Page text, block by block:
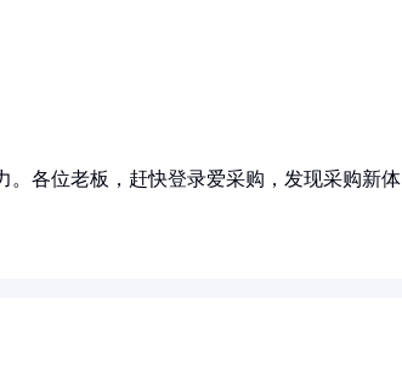
。各位老板，赶快登录爱采购，发现采购新体